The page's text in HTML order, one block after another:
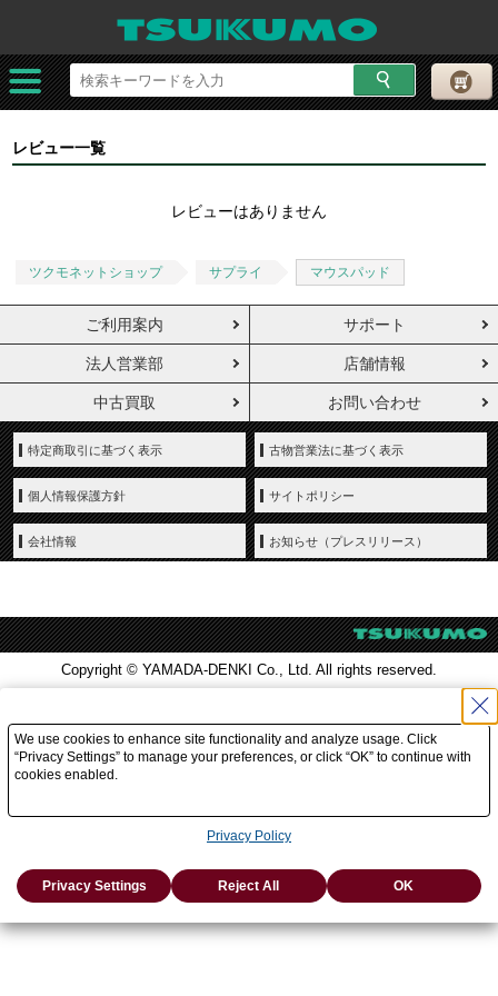
レビュー一覧
レビューはありません
ツクモネットショップ サプライ マウスパッド
ご利用案内 サポート
法人営業部 店舗情報
中古買取 お問い合わせ
特定商取引に基づく表示 古物営業法に基づく表示
個人情報保護方針 サイトポリシー
会社情報 お知らせ（プレスリリース）
Copyright © YAMADA-DENKI Co., Ltd. All rights reserved.
We use cookies to enhance site functionality and analyze usage. Click
“Privacy Settings” to manage your preferences, or click “OK” to continue with
cookies enabled.
Privacy Policy
Privacy Settings Reject All OK